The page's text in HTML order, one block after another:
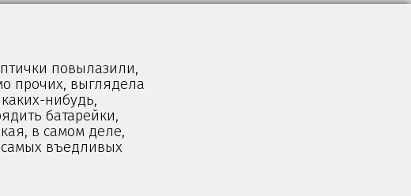
повылазили,
прочих, выглядела
нибудь,
батарейки,
в самом деле,
самых въедливых